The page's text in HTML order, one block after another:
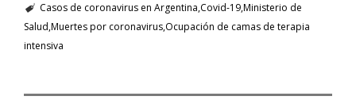
Casos de coronavirus en Argentina Covid-19Ministerio de
Salud Muertes por coronavirus Ocupación de camas de terapia
intensiva